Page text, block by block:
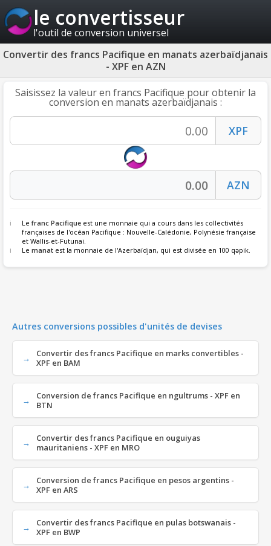
le convertisseur
l'outil de conversion universel
Convertir des francs Pacifique en manats azerbaïdjanais
- XPF en AZN
Saisissez la valeur en francs Pacifique pour obtenir la
conversion en manats azerbaïdjanais :
Lefranc Pacifique est une monnaie qui a cours dans les collectivités
françaises de l'océan Pacifique : Nouvelle-Calédonie, Polynésie française
et Wallis-et-Futunai.
Le manat est la monnaie de l'Azerbaïdjan, qui est divisée en 100 qəpik.
Autres conversions possibles d'unités de devises
Convertir des francs Pacifique en marks convertibles -
XPF en BAM
Conversion de francs Pacifique en ngultrums - XPF en
BTN
Convertir des francs Pacifique en ouguiyas
mauritaniens - XPF en MRO
Conversion de francs Pacifique en pesos argentins -
XPF en ARS
Convertir des francs Pacifique en pulas botswanais -
XPF en BWP